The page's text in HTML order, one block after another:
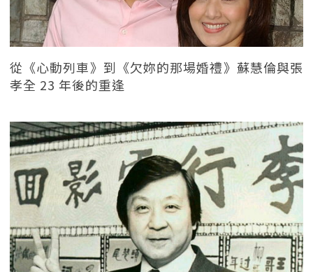
從《心動列車》到《欠妳的那場婚禮》蘇慧倫與張
孝全 23 年後的重逢